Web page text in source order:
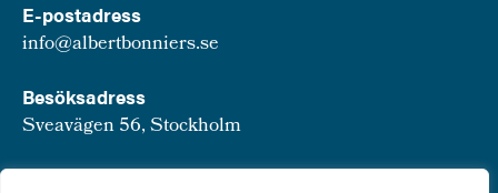
E-postadress
info@albertbonniers.se
Besöksadress
Sveavägen 56, Stockholm